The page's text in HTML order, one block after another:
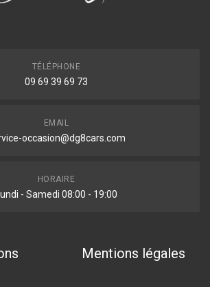
TÉLÉPHONE
09 69 39 69 73
EMAIL
occasion@dg8cars.com
HORAIRE
Lundi - Samedi 08:00 - 19:00
Mentions légales